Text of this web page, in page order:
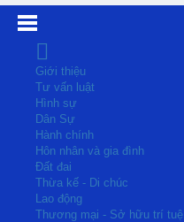
Giới thiệu
Tư vấn luật
Hình sự
Dân Sự
Hành chính
Hôn nhân và gia đình
Đất đai
Thừa kế - Di chúc
Lao động
Thương mại - Sở hữu trí tuệ